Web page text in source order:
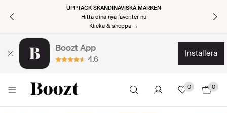
TILLBAKA TILL JOBBET, TILLBAKA MED STIL
Kickstarta den nya säsongen
Klicka & shoppa nu →
Boozt App
4.6
installera
0 0